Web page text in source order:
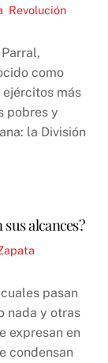
Revolución
como
más
pobres y
la División
alcances?
pasan
nada y otras
expresan en
condensan